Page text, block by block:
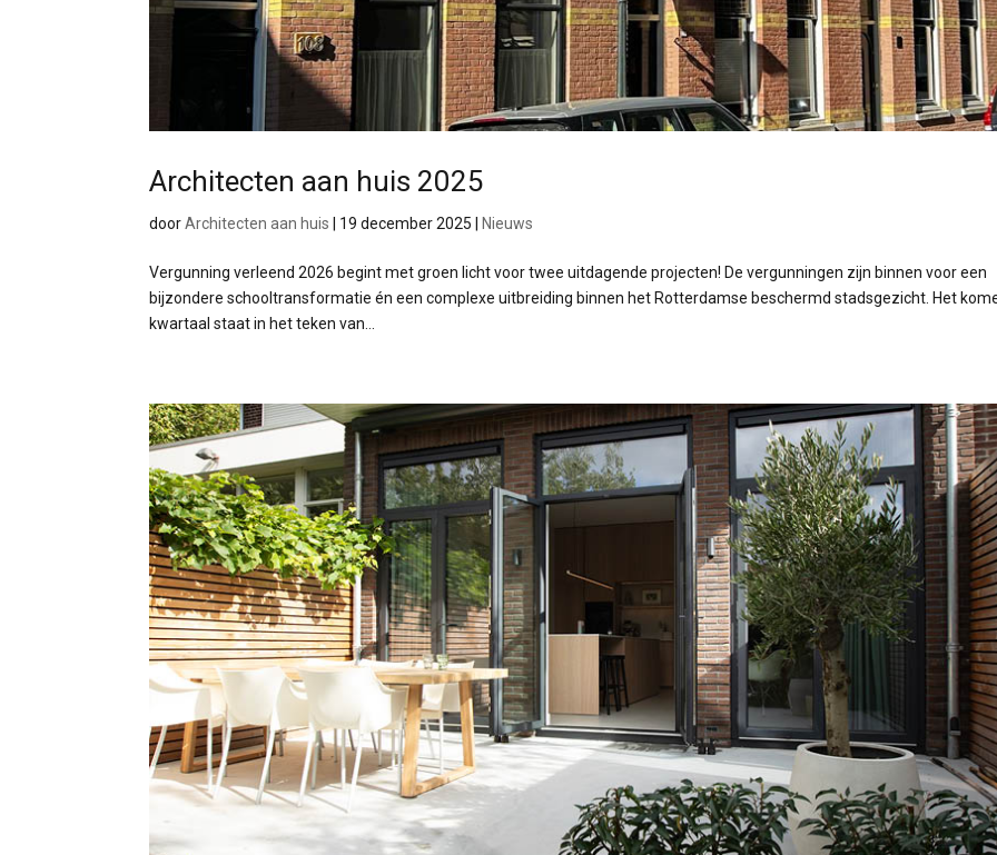
Architecten aan huis 2025
doorArchitecten aan huis 19 december 2025 Nieuws
Vergunning verleend 2026 begint met groen licht voor twee uitdagende projecten! De vergunningen zijn binnen voor een
bijzondere schooltransformatie én een complexe uitbreiding binnen het Rotterdamse beschermd stadsgezicht. Het
kwartaal staat in het teken van...